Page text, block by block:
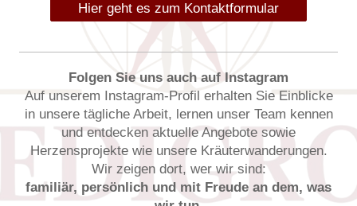
Hier geht es zum Kontaktformular
Folgen Sie uns auch auf Instagram
Auf unserem Instagram-Profil erhalten Sie Einblicke
in unsere tägliche Arbeit, lernen unser Team kennen
und entdecken aktuelle Angebote sowie
Herzensprojekte wie unsere Kräuterwanderungen.
Wir zeigen dort, wer wir sind:
familiär, persönlich und mit Freude an dem, was